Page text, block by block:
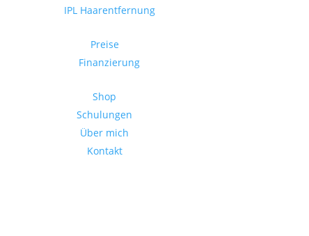
IPL Haarentfernung
Preise
Finanzierung
Shop
Schulungen
Über mich
Kontakt